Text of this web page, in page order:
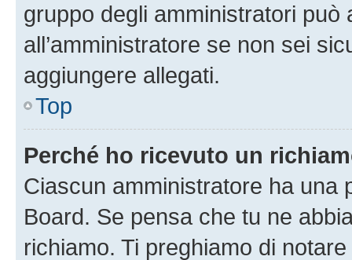
gruppo degli amministratori può
all’amministratore se non sei
aggiungere allegati.
Top
Perché ho ricevuto un
Ciascun amministratore ha una
Board. Se pensa che tu ne
richiamo. Ti preghiamo di